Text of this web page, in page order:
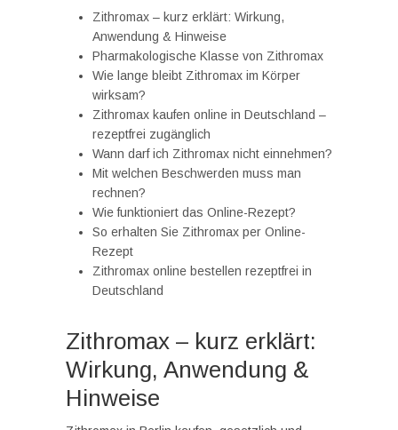
Zithromax – kurz erklärt: Wirkung,
Anwendung & Hinweise
Pharmakologische Klasse von Zithromax
Wie lange bleibt Zithromax im Körper
wirksam?
Zithromax kaufen online in Deutschland –
rezeptfrei zugänglich
Wann darf ich Zithromax nicht einnehmen?
Mit welchen Beschwerden muss man
rechnen?
Wie funktioniert das Online-Rezept?
So erhalten Sie Zithromax per Online-
Rezept
Zithromax online bestellen rezeptfrei in
Deutschland
Zithromax – kurz erklärt:
Wirkung, Anwendung &
Hinweise